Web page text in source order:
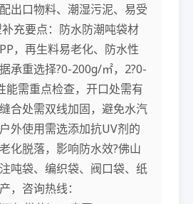
出口物料、潮湿污泥、易受
充要点：防水防潮吨袋材
，再生料易老化、防水性
承重选择?0-200g/㎡，2?0-
能需重点检查，开口处需有
合处需双线加固，避免水汽
外使用需选添加抗UV剂的
化脱落，影响防水效?佛山
吨袋、编织袋、阀口袋、纸
，咨询热线：